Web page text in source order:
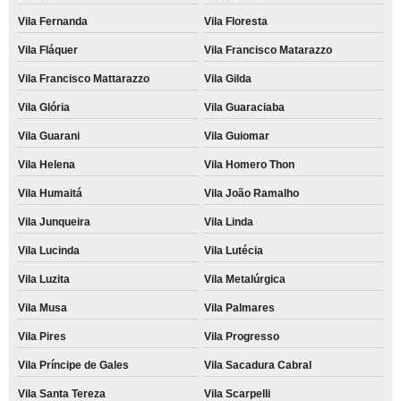
Vila Fernanda Vila Floresta
Vila Fláquer Vila Francisco Matarazzo
Vila Francisco Mattarazzo Vila Gilda
Vila Glória Vila Guaraciaba
Vila Guarani Vila Guiomar
Vila Helena Vila Homero Thon
Vila Humaitá Vila João Ramalho
Vila Junqueira Vila Linda
Vila Lucinda Vila Lutécia
Vila Luzita Vila Metalúrgica
Vila Musa Vila Palmares
Vila Pires Vila Progresso
Vila Príncipe de Gales Vila Sacadura Cabral
Vila Santa Tereza Vila Scarpelli